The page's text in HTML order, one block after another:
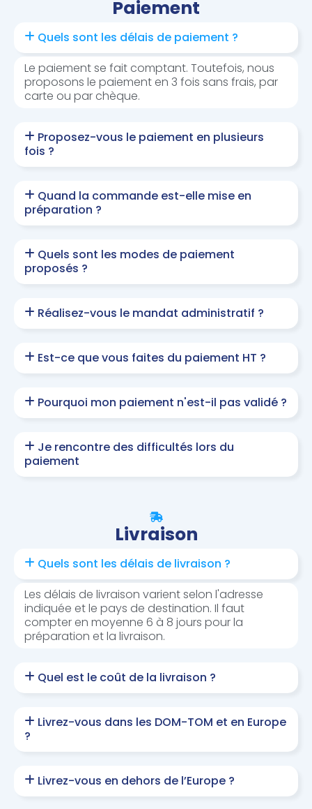
Paiement
Quels sont les délais de paiement ?
Le paiement se fait comptant. Toutefois, nous
proposons le paiement en 3 fois sans frais, par
carte ou par chèque.
Proposez-vous le paiement en plusieurs
fois ?
Quand la commande est-elle mise en
préparation ?
Quels sont les modes de paiement
proposés ?
Réalisez-vous le mandat administratif ?
Est-ce que vous faites du paiement HT ?
Pourquoi mon paiement n'est-il pas validé ?
Je rencontre des difficultés lors du
paiement
Livraison
Quels sont les délais de livraison ?
Les délais de livraison varient selon l'adresse
indiquée et le pays de destination. Il faut
compter en moyenne 6 à 8 jours pour la
préparation et la livraison.
Quel est le coût de la livraison ?
Livrez-vous dans les DOM-TOM et en Europe
?
Livrez-vous en dehors de l’Europe ?